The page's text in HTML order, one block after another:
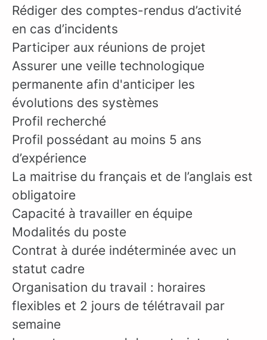
Rédiger des comptes-rendus d’activité
en cas d’incidents
Participer aux réunions de projet
Assurer une veille technologique
permanente afin d'anticiper les
évolutions des systèmes
Profil recherché
Profil possédant au moins 5 ans
d’expérience
La maitrise du français et de l’anglais est
obligatoire
Capacité à travailler en équipe
Modalités du poste
Contrat à durée indéterminée avec un
statut cadre
Organisation du travail : horaires
flexibles et 2 jours de télétravail par
semaine